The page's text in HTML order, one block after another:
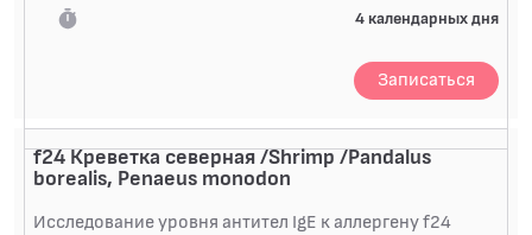
4 календарных дня
Записаться
f24 Креветка северная /Shrimp /Pandalus
borealis, Penaeus monodon
Исследование уровня антител IgE к аллергену f24